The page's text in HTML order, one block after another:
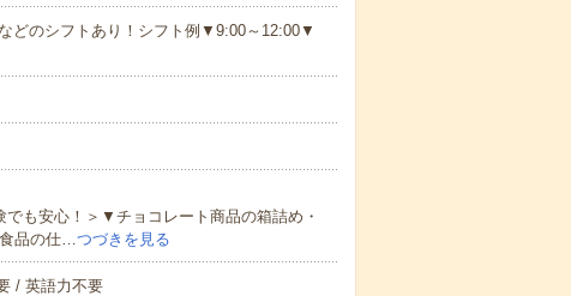
どのシフトあり！シフト例▼9:00～12:00▼
も安心！＞▼チョコレート商品の箱詰め・
品の仕…つづきを見る
/ 英語力不要